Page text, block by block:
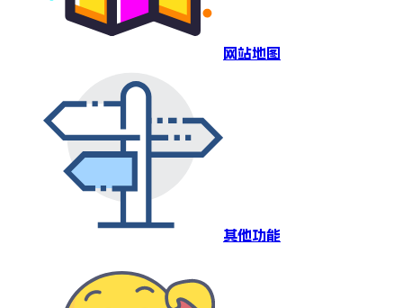
网站地图
其他功能